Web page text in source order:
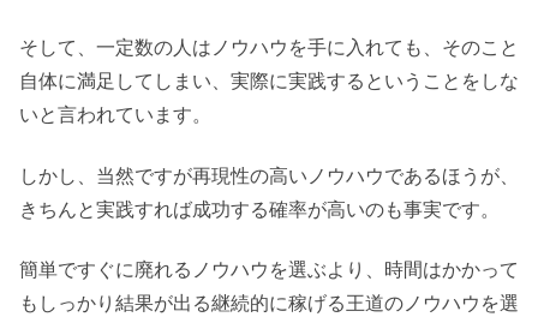
そして、一定数の人はノウハウを手に入れても、そのこと
自体に満足してしまい、実際に実践するということをしな
いと言われています。
しかし、当然ですが再現性の高いノウハウであるほうが、
きちんと実践すれば成功する確率が高いのも事実です。
簡単ですぐに廃れるノウハウを選ぶより、時間はかかって
もしっかり結果が出る継続的に稼げる王道のノウハウを選